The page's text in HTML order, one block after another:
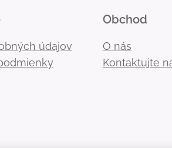
údajov
Obchod
O nás
Kontaktujte